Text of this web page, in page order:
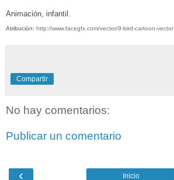
Animación, infantil .
Atribución: http://www.facegfx.com/vector/9-bird-cartoon-vector
Compartir
No hay comentarios:
Publicar un comentario
‹ Inicio